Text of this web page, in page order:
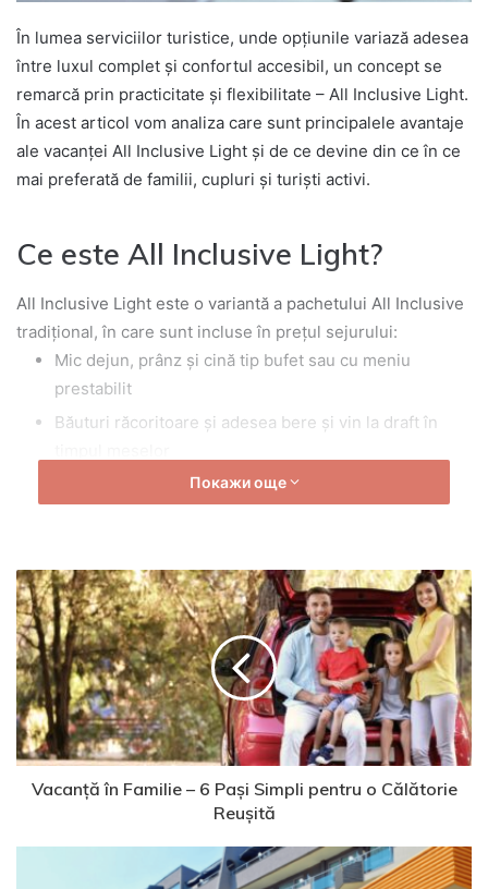
În lumea serviciilor turistice, unde opțiunile variază adesea
între luxul complet și confortul accesibil, un concept se
remarcă prin practicitate și flexibilitate – All Inclusive Light.
În acest articol vom analiza care sunt principalele avantaje
ale vacanței All Inclusive Light și de ce devine din ce în ce
mai preferată de familii, cupluri și turiști activi.
Ce este All Inclusive Light?
All Inclusive Light este o variantă a pachetului All Inclusive
tradițional, în care sunt incluse în prețul sejurului:
Mic dejun, prânz și cină tip bufet sau cu meniu
prestabilit
Băuturi răcoritoare și adesea bere și vin la draft în
Acces la facilitățile de bază ale hotelului: piscine, loc
băuturilor în afara meselor și lipsa gustărilor și băuturilor
alcoolice disponibile în mod constant, așa cum se întâmplă
la All Inclusive complet.
Avantaje principale
1. Preț mai accesibil – fără compromisuri la calitate
Unul dintre cele mai mari avantaje ale All Inclusive Light
este prețul accesibil, care îl face mai atractiv pentru un
public mai larg. Dacă sunteți în căutarea unei vacanțe
confortabile fără a cheltui prea mult, acest pachet oferă un
Покажи още
Vacanță în Familie – 6 Pași Simpli pentru o Călătorie
Reușită